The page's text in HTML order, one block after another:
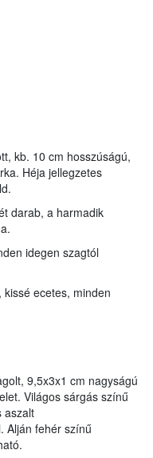
kb. 10 cm hosszúságú,
Héja jellegzetes
darab, a harmadik
idegen szagtól
ecetes, minden
9,5x3x1 cm nagyságú
Világos sárgás színű
aszalt
Alján fehér színű